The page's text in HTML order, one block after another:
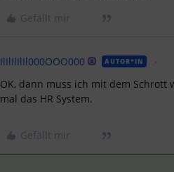
Gefällt mir
IlIlIlIlIl000OOO000 AUTOR*IN
OK, dann muss ich mit dem
mal das HR System.
Gefällt mir